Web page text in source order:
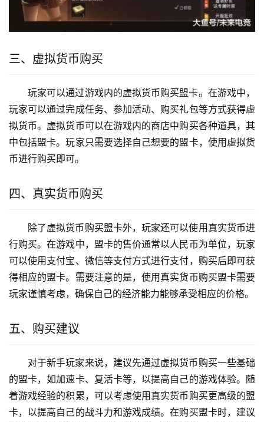
三、虚拟货币购买
玩家可以通过游戏内的虚拟货币购买盟卡。在游戏中，
玩家可以通过完成任务、参加活动、购买礼包等方式获得虚
拟货币。虚拟货币可以在游戏内的商店中购买各种道具，其
中包括盟卡。玩家只需要选择自己想要的盟卡，使用虚拟货
币进行购买即可。
四、真实货币购买
除了虚拟货币购买盟卡外，玩家还可以使用真实货币进
行购买。在游戏中，盟卡的售价通常以人民币为单位，玩家
可以使用支付宝、微信等支付方式进行支付，购买后即可获
得相应的盟卡。需要注意的是，使用真实货币购买盟卡需要
玩家谨慎考虑，确保自己的经济能力能够承受相应的价格。
五、购买建议
对于新手玩家来说，建议先通过虚拟货币购买一些基础
的盟卡，如加速卡、复活卡等，以提高自己的游戏体验。随
着游戏经验的积累，可以考虑使用真实货币购买更高级的盟
卡，以提高自己的战斗力和游戏成绩。在购买盟卡时，建议